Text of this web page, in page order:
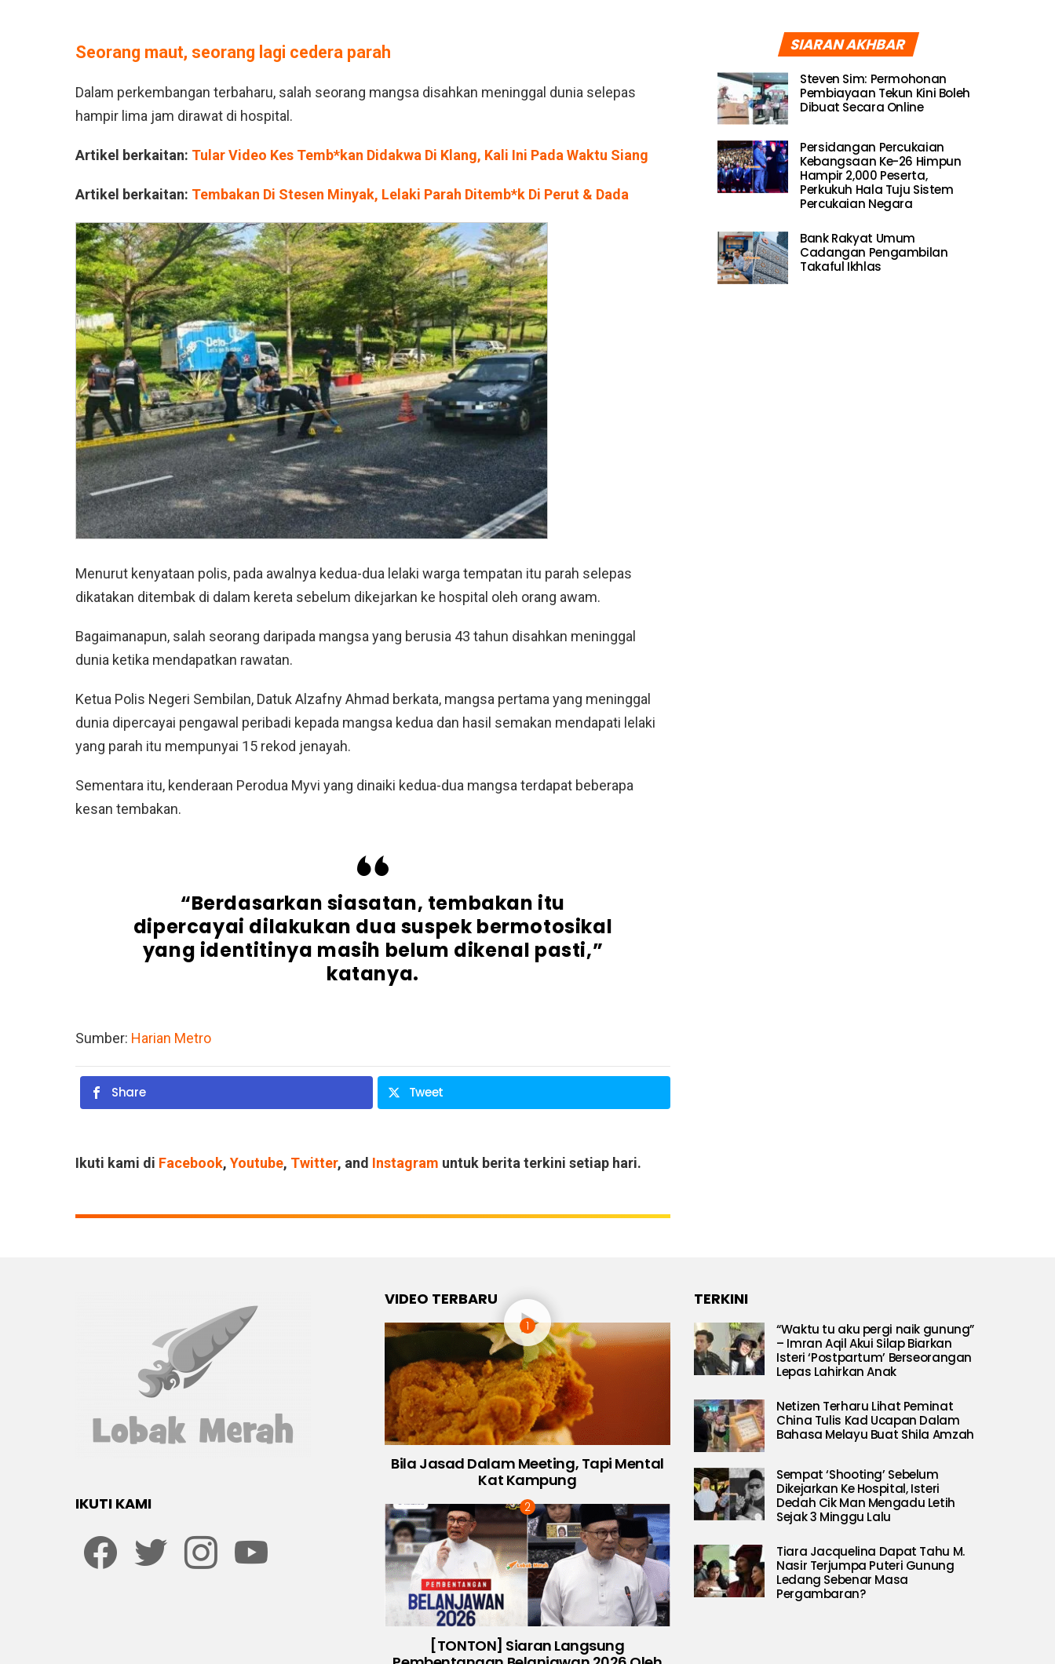
Seorang maut, seorang lagi cedera parah
Dalam perkembangan terbaharu, salah seorang mangsa disahkan meninggal dunia selepas
hampir lima jam dirawat di hospital.
Artikel berkaitan: Tular Video Kes Temb*kan Didakwa Di Klang, Kali Ini Pada Waktu Siang
Artikel berkaitan: Tembakan Di Stesen Minyak, Lelaki Parah Ditemb*k Di Perut & Dada
Menurut kenyataan polis, pada awalnya kedua-dua lelaki warga tempatan itu parah selepas
dikatakan ditembak di dalam kereta sebelum dikejarkan ke hospital oleh orang awam.
Bagaimanapun, salah seorang daripada mangsa yang berusia 43 tahun disahkan meninggal
dunia ketika mendapatkan rawatan.
Ketua Polis Negeri Sembilan, Datuk Alzafny Ahmad berkata, mangsa pertama yang meninggal
dunia dipercayai pengawal peribadi kepada mangsa kedua dan hasil semakan mendapati lelaki
yang parah itu mempunyai 15 rekod jenayah.
Sementara itu, kenderaan Perodua Myvi yang dinaiki kedua-dua mangsa terdapat beberapa
kesan tembakan.
“Berdasarkan siasatan, tembakan itu
dipercayai dilakukan dua suspek bermotosikal
yang identitinya masih belum dikenal pasti,”
katanya.
Sumber: Harian Metro
Share Tweet
Ikuti kami di Facebook, Youtube, Twitter, and Instagram untuk berita terkini setiap hari.
SIARAN AKHBAR
Steven Sim: Permohonan
Pembiayaan Tekun Kini Boleh
Dibuat Secara Online
Persidangan Percukaian
Kebangsaan Ke-26 Himpun
Hampir 2,000 Peserta,
Perkukuh Hala Tuju Sistem
Percukaian Negara
Bank Rakyat Umum
Cadangan Pengambilan
Takaful Ikhlas
IKUTI KAMI
VIDEO TERBARU
Bila Jasad Dalam Meeting, Tapi Mental
Kat Kampung
[TONTON] Siaran Langsung
TERKINI
“Waktu tu aku pergi naik gunung”
– Imran Aqil Akui Silap Biarkan
Isteri ‘Postpartum’ Berseorangan
Lepas Lahirkan Anak
Netizen Terharu Lihat Peminat
China Tulis Kad Ucapan Dalam
Bahasa Melayu Buat Shila Amzah
Sempat ‘Shooting’ Sebelum
Dikejarkan Ke Hospital, Isteri
Dedah Cik Man Mengadu Letih
Sejak 3 Minggu Lalu
Tiara Jacquelina Dapat Tahu M.
Nasir Terjumpa Puteri Gunung
Ledang Sebenar Masa
Pergambaran?